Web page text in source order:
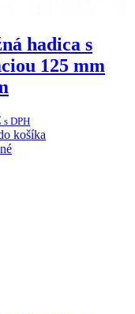
hadica s
125 mm
s DPH
košíka